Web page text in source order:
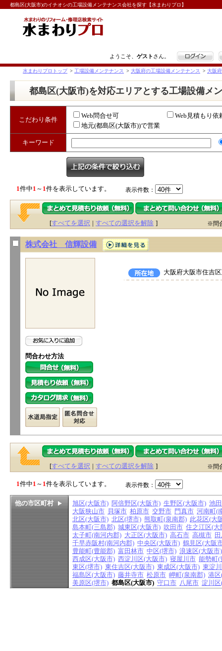
都島区(大阪市)のイチオシの工場設備メンテナンス会社を探す【水まわりプロ】
ようこそ、 ゲスト さん。 ログイン
水まわりプロトップ > 工場設備メンテナンス > 大阪府の工場設備メンテナンス > 大阪
都島区(大阪市)を対応エリアとする工場設備メ
こだわり条件
Web問合せ可
Web見積もり依
地元(都島区(大阪市))で営業
キーワード
1件中1 ～ 1件を表示しています。 表示件数：
[すべてを選択 | すべての選択を解除 ] ※問
株式会社 信輝設備
問合わせ方法
大阪府大阪市住吉
[すべてを選択 | すべての選択を解除 ] ※問
1件中1 ～ 1件を表示しています。 表示件数：
他の市区町村 旭区(大阪市) 阿倍野区(大阪市) 生野区(大阪市) 池
大阪狭山市 貝塚市 柏原市 交野市 門真市 河南町(
北区(大阪市) 北区(堺市) 熊取町(泉南郡) 此花区(大
島本町(三島郡) 城東区(大阪市) 吹田市 住之江区(大
太子町(南河内郡) 大正区(大阪市) 高石市 高槻市
千早赤阪村(南河内郡) 中央区(大阪市) 鶴見区(大阪
豊能町(豊能郡) 富田林市 中区(堺市) 浪速区(大阪市)
西成区(大阪市) 西淀川区(大阪市) 寝屋川市 能勢町(
東区(堺市) 東住吉区(大阪市) 東成区(大阪市) 東淀
福島区(大阪市) 藤井寺市 松原市 岬町(泉南郡) 港
美原区(堺市) 都島区(大阪市) 守口市 八尾市 淀川